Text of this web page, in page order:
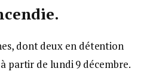
dont deux en détention
partir de lundi 9 décembre.